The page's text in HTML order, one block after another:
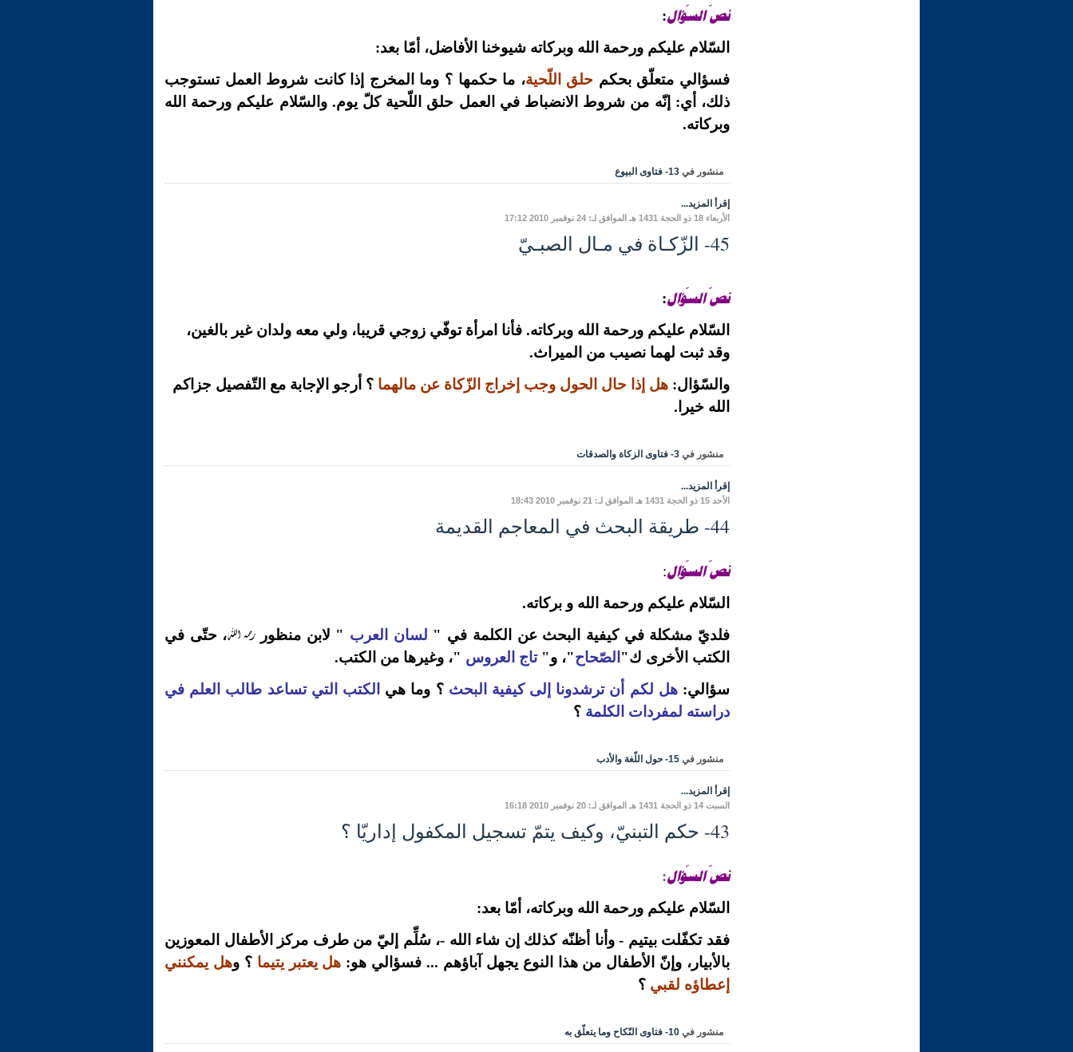
نصّ السّؤال:
السّلام عليكم ورحمة الله وبركاته شيوخنا الأفاضل، أمّا بعد:
فسؤالي متعلّق بحكم حلق اللّحية، ما حكمها ؟ وما المخرج إذا كانت شروط العمل تستوجب
ذلك، أي: إنّه من شروط الانضباط في العمل حلق اللّحية كلّ يوم. والسّلام عليكم ورحمة الله
وبركاته.
منشور في 13- فتاوى البيوع
إقرأ المزيد...
الأربعاء 18 ذو الحجة 1431 هـ الموافق لـ: 24 نوفمبر 2010 17:12
45- الزّكـاة في مـال الصبـيّ
نصّ السّؤال:
السّلام عليكم ورحمة الله وبركاته. فأنا امرأة توفّي زوجي قريبا، ولي معه ولدان غير بالغين،
وقد ثبت لهما نصيب من الميراث.
والسّؤال: هل إذا حال الحول وجب إخراج الزّكاة عن مالهما ؟ أرجو الإجابة مع التّفصيل جزاكم
الله خيرا.
منشور في 3- فتاوى الزكاة والصدقات
إقرأ المزيد...
الأحد 15 ذو الحجة 1431 هـ الموافق لـ: 21 نوفمبر 2010 18:43
44- طريقة البحث في المعاجم القديمة
نصّ السّؤال:
السّلام عليكم ورحمة الله و بركاته.
فلديّ مشكلة في كيفية البحث عن الكلمة في " لسان العرب " لابن منظوررحمه الله، حتّى في
الكتب الأخرى ك" الصّحاح"، و"تاج العروس "، وغيرها من الكتب.
سؤالي:هل لكم أن ترشدونا إلى كيفية البحث ؟ وما هي
الكتب التي تساعد طالب العلم في
دراسته لمفردات الكلمة ؟
منشور في 15- حول اللّغة والأدب
إقرأ المزيد...
السبت 14 ذو الحجة 1431 هـ الموافق لـ: 20 نوفمبر 2010 16:18
43- حكم التبنيّ، وكيف يتمّ تسجيل المكفول إداريّا ؟
نصّ السّؤال:
السّلام عليكم ورحمة الله وبركاته، أمّا بعد:
فقد تكفّلت بيتيم - وأنا أظنّه كذلك إن شاء الله -، سُلِّم إليّ من طرف مركز الأطفال المعوزين
بالأبيار، وإنّ الأطفال من هذا النوع يجهل آباؤهم ... فسؤالي هو: هل يعتبر يتيما؟ وهل يمكنني
إعطاؤه لقبي ؟
منشور في 10- فتاوى النّكاح وما يتعلّق به